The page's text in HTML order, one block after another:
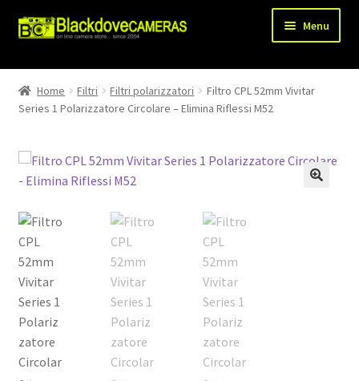
Vai
alla
Vai
al
Menu
Chi siamo
Shop
child
Spedizioni
Recesso
Privacy Policy
Blog
Home Filtri Filtri polarizzatori
Filtro CPL 52mm Vivitar
Series 1 Polarizzatore Circolare – Elimina Riflessi M52